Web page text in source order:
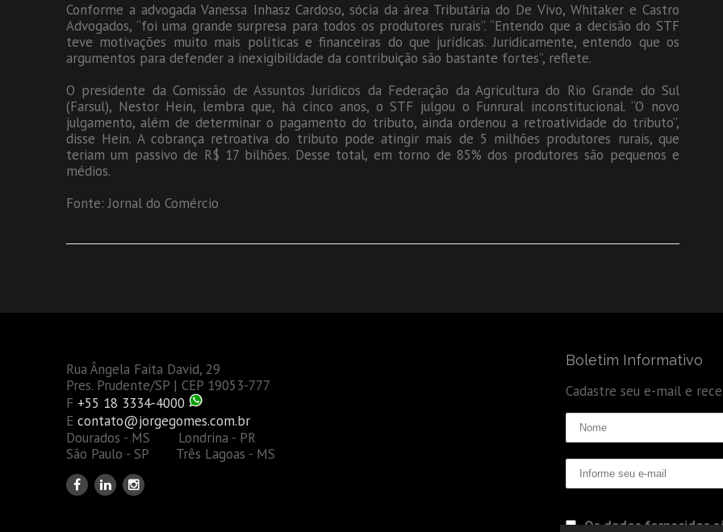
Conforme a advogada Vanessa Inhasz Cardoso, sócia da área Tributária do De Vivo, Whitaker e Castro
Advogados, “foi uma grande surpresa para todos os produtores rurais”. “Entendo que a decisão do STF
teve motivações muito mais políticas e financeiras do que jurídicas. Juridicamente, entendo que os
argumentos para defender a inexigibilidade da contribuição são bastante fortes”, reflete.
O presidente da Comissão de Assuntos Jurídicos da Federação da Agricultura do Rio Grande do Sul
(Farsul), Nestor Hein, lembra que, há cinco anos, o STF julgou o Funrural inconstitucional. “O novo
julgamento, além de determinar o pagamento do tributo, ainda ordenou a retroatividade do tributo”,
disse Hein. A cobrança retroativa do tributo pode atingir mais de 5 milhões produtores rurais, que
teriam um passivo de R$ 17 bilhões. Desse total, em torno de 85% dos produtores são pequenos e
médios.
Fonte: Jornal do Comércio
Rua Ângela Faita David, 29
Pres. Prudente/SP | CEP 19053-777
F +55 18 3334-4000
E contato@jorgegomes.com.br
Dourados - MS Londrina - PR
São Paulo - SP Três Lagoas - MS
Boletim Informativo
Cadastre seu e-mail e
Os dados fornecidos